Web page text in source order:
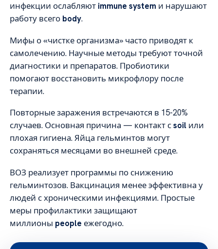
инфекции ослабляют immune system и нарушают
работу всего body.
Мифы о «чистке организма» часто приводят к
самолечению. Научные методы требуют точной
диагностики и препаратов. Пробиотики
помогают восстановить микрофлору после
терапии.
Повторные заражения встречаются в 15-20%
случаев. Основная причина — контакт сsoil или
плохая гигиена. Яйца гельминтов могут
сохраняться месяцами во внешней среде.
ВОЗ реализует программы по снижению
гельминтозов. Вакцинация менее эффективна у
людей с хроническими инфекциями. Простые
меры профилактики защищают
миллионы people ежегодно.